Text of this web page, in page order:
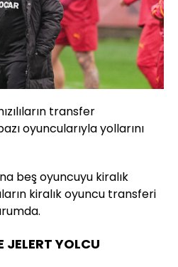
transfer
oyuncularıyla yollarını
beş oyuncuyu kiralık
kiralık oyuncu transferi
JELERT YOLCU